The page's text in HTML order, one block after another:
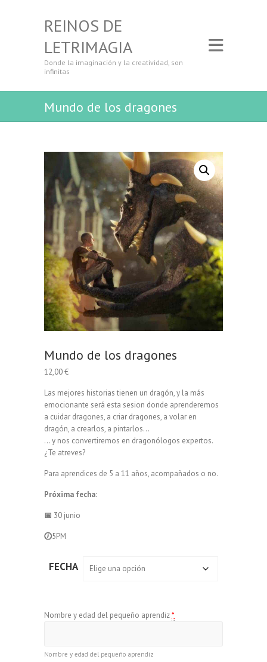
REINOS DE
LETRIMAGIA
Donde la imaginación y la creatividad, son
infinitas
Mundo de los dragones
Mundo de los dragones
12,00€
Las mejores historias tienen un dragón, y la más
emocionante será esta sesion donde aprenderemos
a cuidar dragones, a criar dragones, a volar en
dragón, a crearlos, a pintarlos…
… y nos convertiremos en dragonólogos expertos.
¿Te atreves?
Para aprendices de 5 a 11 años, acompañados o no.
Próxima fecha:
📅 30 junio
🕖5PM
FECHA
Nombre y edad del pequeño aprendiz*
Nombre y edad del pequeño aprendiz